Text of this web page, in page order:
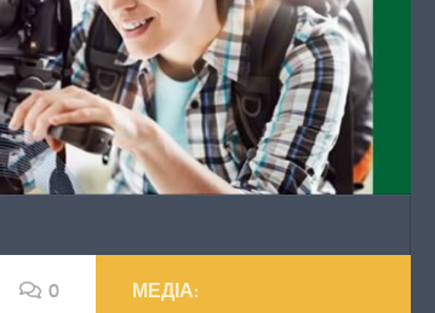
0 МЕДІА: